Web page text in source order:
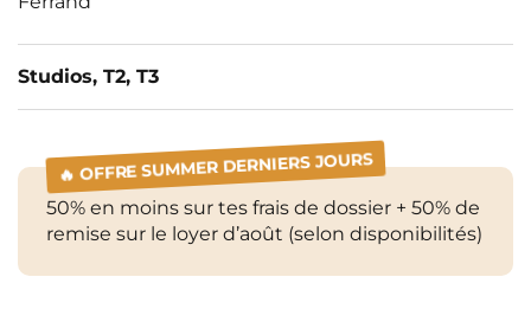
Studios, T2, T3
🔥 OFFRE SUMMER DERNIERS JOURS
50% en moins sur tes frais de dossier + 50% de
remise sur le loyer d’août (selon disponibilités)